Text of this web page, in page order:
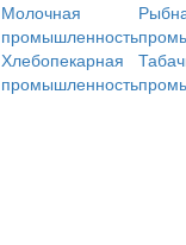
Молочная
промышленность
Хлебопекарная
промышленность